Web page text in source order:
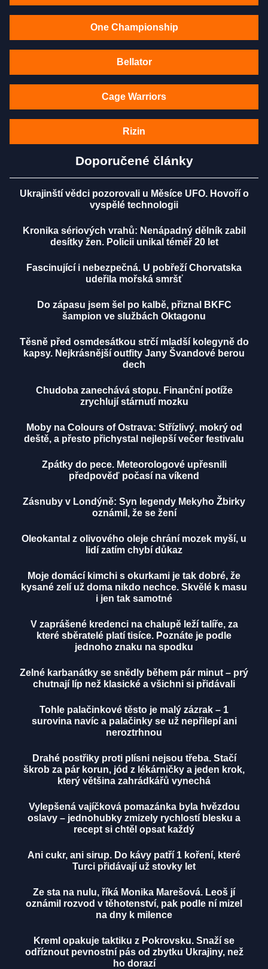
One Championship
Bellator
Cage Warriors
Rizin
Doporučené články
Ukrajinští vědci pozorovali u Měsíce UFO. Hovoří o
vyspělé technologii
Kronika sériových vrahů: Nenápadný dělník zabil
desítky žen. Policii unikal téměř 20 let
Fascinující i nebezpečná. U pobřeží Chorvatska
udeřila mořská smršť
Do zápasu jsem šel po kalbě, přiznal BKFC
šampion ve službách Oktagonu
Těsně před osmdesátkou strčí mladší kolegyně do
kapsy. Nejkrásnější outfity Jany Švandové berou
dech
Chudoba zanechává stopu. Finanční potíže
zrychlují stárnutí mozku
Moby na Colours of Ostrava: Střízlivý, mokrý od
deště, a přesto přichystal nejlepší večer festivalu
Zpátky do pece. Meteorologové upřesnili
předpověď počasí na víkend
Zásnuby v Londýně: Syn legendy Mekyho Žbirky
oznámil, že se žení
Oleokantal z olivového oleje chrání mozek myší, u
lidí zatím chybí důkaz
Moje domácí kimchi s okurkami je tak dobré, že
kysané zelí už doma nikdo nechce. Skvělé k masu
i jen tak samotné
V zaprášené kredenci na chalupě leží talíře, za
které sběratelé platí tisíce. Poznáte je podle
jednoho znaku na spodku
Zelné karbanátky se snědly během pár minut – prý
chutnají líp než klasické a všichni si přidávali
Tohle palačinkové těsto je malý zázrak – 1
surovina navíc a palačinky se už nepřilepí ani
neroztrhnou
Drahé postřiky proti plísni nejsou třeba. Stačí
škrob za pár korun, jód z lékárničky a jeden krok,
který většina zahrádkářů vynechá
Vylepšená vajíčková pomazánka byla hvězdou
oslavy – jednohubky zmizely rychlostí blesku a
recept si chtěl opsat každý
Ani cukr, ani sirup. Do kávy patří 1 koření, které
Turci přidávají už stovky let
Ze sta na nulu, říká Monika Marešová. Leoš jí
oznámil rozvod v těhotenství, pak podle ní mizel
na dny k milence
Kreml opakuje taktiku z Pokrovsku. Snaží se
odříznout pevnostní pás od zbytku Ukrajiny, než
ho dorazí